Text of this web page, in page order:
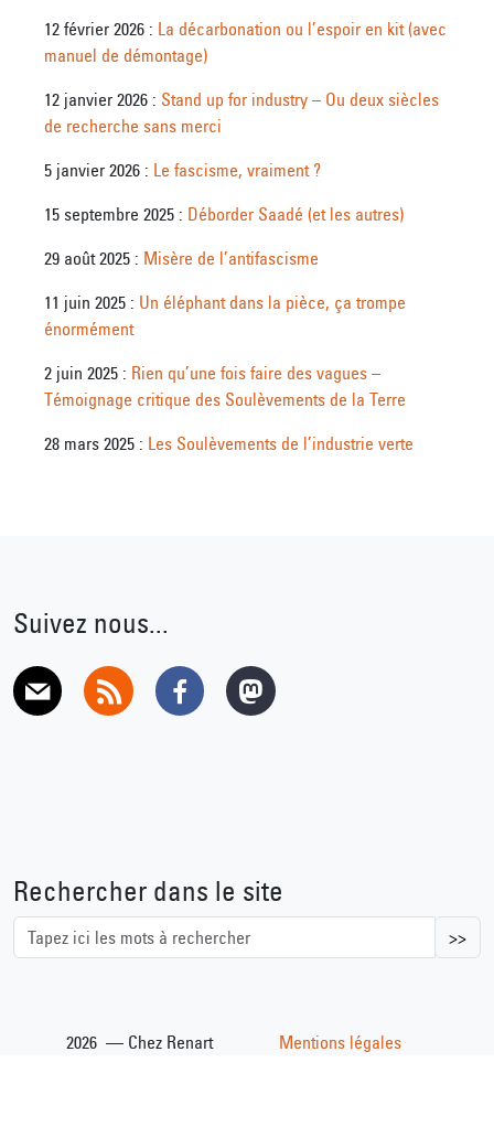
12 février 2026 : La décarbonation ou l’espoir en kit (avec
manuel de démontage)
12 janvier 2026 : Stand up for industry – Ou deux siècles
de recherche sans merci
5 janvier 2026 : Le fascisme, vraiment ?
15 septembre 2025 : Déborder Saadé (et les autres)
29 août 2025 : Misère de l’antifascisme
11 juin 2025 : Un éléphant dans la pièce, ça trompe
énormément
2 juin 2025 : Rien qu’une fois faire des vagues –
Témoignage critique des Soulèvements de la Terre
28 mars 2025 : Les Soulèvements de l’industrie verte
Suivez nous...
Rechercher dans le site
>>
2026 — Chez Renart Mentions légales